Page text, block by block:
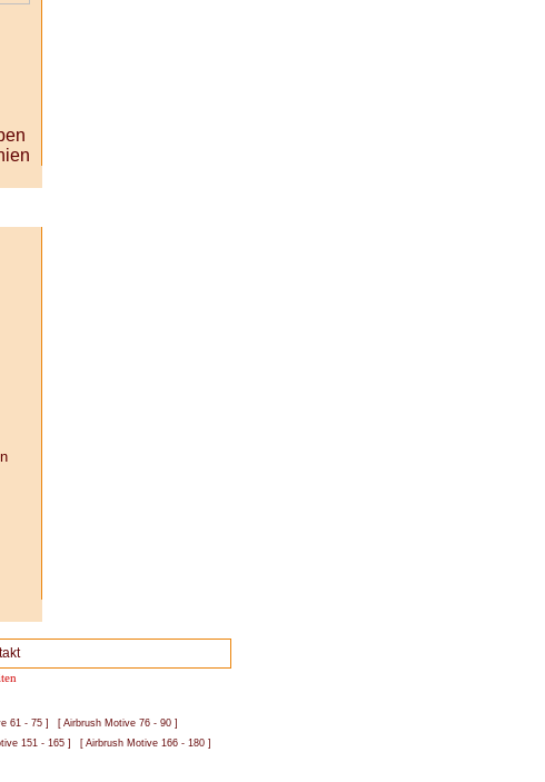
61 - 75 ]
[ Airbrush Motive 76 - 90 ]
151 - 165 ] [ Airbrush Motive 166 - 180 ]